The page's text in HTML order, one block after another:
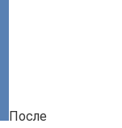
После